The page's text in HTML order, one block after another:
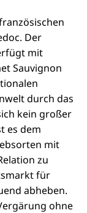
Der
mit
Sauvignon
durch das
kein großer
es dem
mit
zu
für
abheben.
ohne